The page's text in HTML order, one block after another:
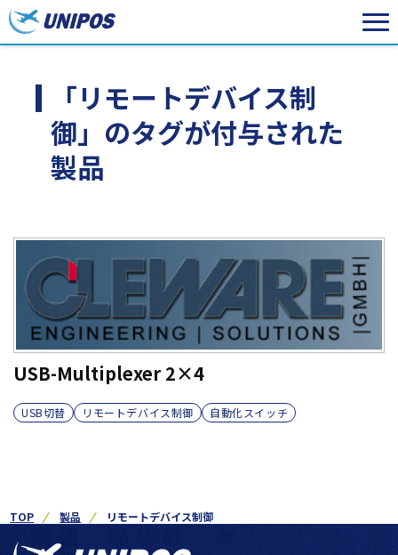
「リモートデバイス制
御」のタグが付与された
製品
USB-Multiplexer 2×4
USB切替 リモートデバイス制御 自動化スイッチ
TOP 製品 リモートデバイス制御